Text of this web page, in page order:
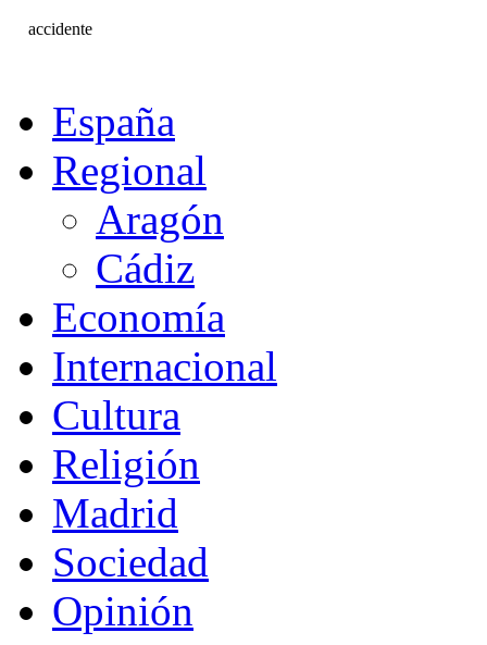
accidente
España
Regional
Aragón
Cádiz
Economía
Internacional
Cultura
Religión
Madrid
Sociedad
Opinión